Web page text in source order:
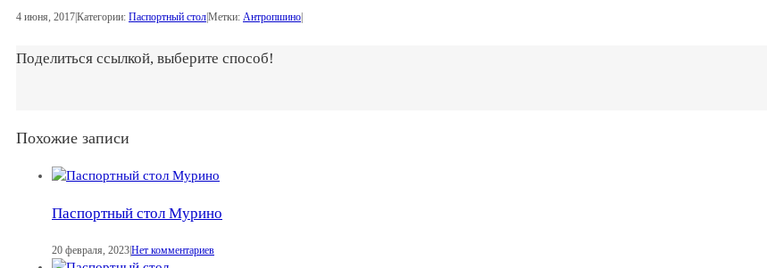
4 июня, 2017|Категории: Паспортный стол|Метки: Антропшино|
Поделиться ссылкой, выберите способ!
Похожие записи
Паспортный стол Мурино
20 февраля, 2023Нет комментариев